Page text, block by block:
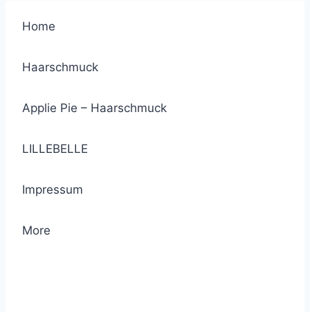
Home
Haarschmuck
Applie Pie – Haarschmuck
LILLEBELLE
Impressum
More